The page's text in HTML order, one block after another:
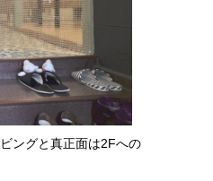
ングと真正面は2Fへの